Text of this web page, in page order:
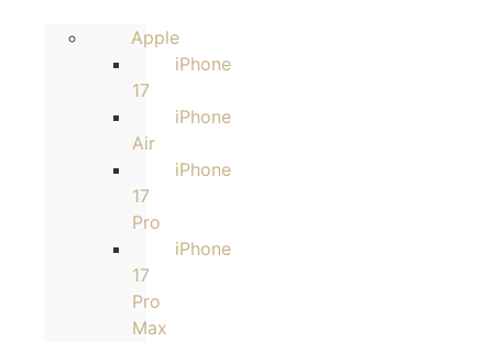
Apple
iPhone
17
iPhone
Air
iPhone
17
Pro
iPhone
17
Pro
Max